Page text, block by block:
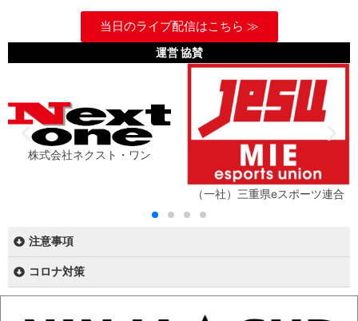
当日のライブ配信はこちら ≫
運営 協賛
株式会社ネクスト・ワン
（一社）三重県eスポーツ連合
注意事項
コロナ対策